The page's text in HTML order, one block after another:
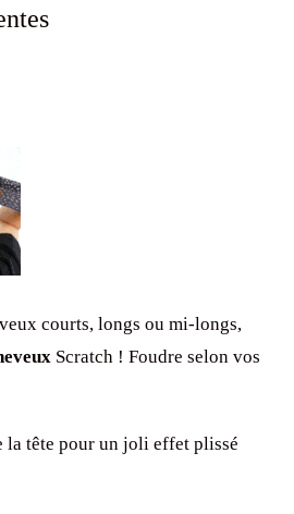
courts, longs ou mi-longs,
Scratch ! Foudre selon vos
la tête pour un joli effet plissé